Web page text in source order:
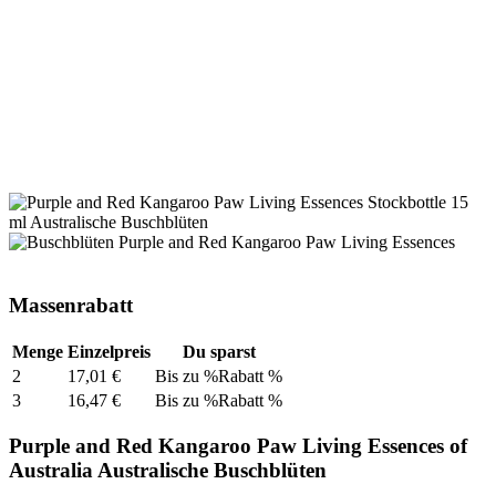
Massenrabatt
Menge Einzelpreis
Du sparst
2
17,01 €
Bis zu %Rabatt %
3
16,47 € Bis zu %Rabatt %
Purple and Red Kangaroo Paw Living Essences of
Australia Australische Buschblüten